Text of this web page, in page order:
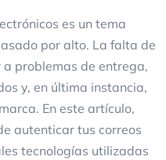
es un tema
por alto. La falta de
problemas de entrega,
y, en última instancia,
En este artículo,
autenticar tus correos
tecnologías utilizadas